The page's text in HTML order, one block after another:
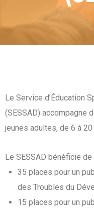
Le Service d’Éducation
(SESSAD) accompagne
jeunes adultes, de 6 à 20
Le SESSAD bénéficie
35 places pour un
des Troubles du
15 places pour un